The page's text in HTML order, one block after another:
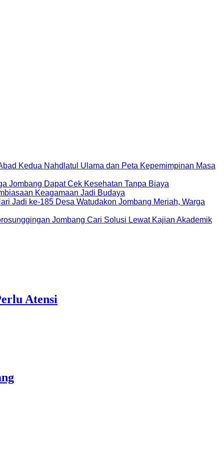
Kedua Nahdlatul Ulama dan Peta Kepemimpinan Masa
Jombang Dapat Cek Kesehatan Tanpa Biaya
Keagamaan Jadi Budaya
Jadi ke-185 Desa Watudakon Jombang Meriah, Warga
Jombang Cari Solusi Lewat Kajian Akademik
Atensi